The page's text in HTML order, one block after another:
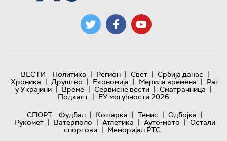
ВЕСТИ Политика | Регион | Свет | Србија данас |
Хроника | Друштво | Економија | Мерила времена | Рат
у Украјини | Време | Сервисне вести | Сматрачница |
Подкаст | ЕУ могућности 2026
СПОРТ
Фудбал | Кошарка | Тенис | Одбојка |
Рукомет | Ватерполо | Атлетика | Ауто-мото | Остали
спортови | Меморијал РТС